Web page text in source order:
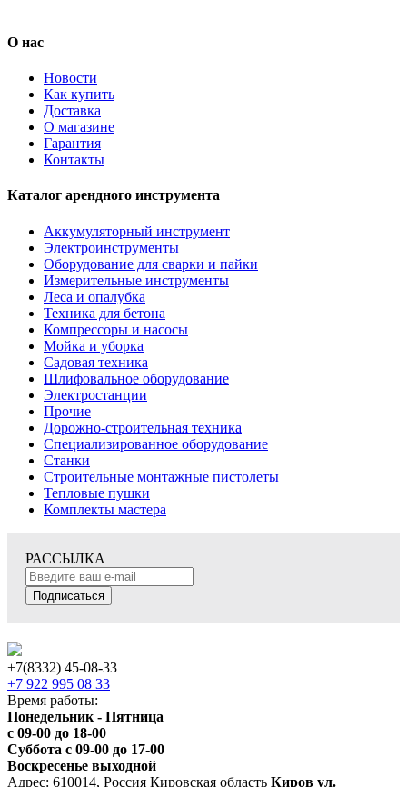
О нас
Новости
Как купить
Доставка
О магазине
Гарантия
Контакты
Каталог арендного инструмента
Аккумуляторный инструмент
Электроинструменты
Оборудование для сварки и пайки
Измерительные инструменты
Леса и опалубка
Техника для бетона
Компрессоры и насосы
Мойка и уборка
Садовая техника
Шлифовальное оборудование
Электростанции
Прочие
Дорожно-строительная техника
Специализированное оборудование
Станки
Строительные монтажные пистолеты
Тепловые пушки
Комплекты мастера
РАССЫЛКА
Подписаться
+7(8332) 45-08-33
+7 922 995 08 33
Время работы:
Понедельник - Пятница
с 09-00 до 18-00
Суббота с 09-00 до 17-00
Воскресенье выходной
Адрес: 610014, Россия Кировская область Киров ул.